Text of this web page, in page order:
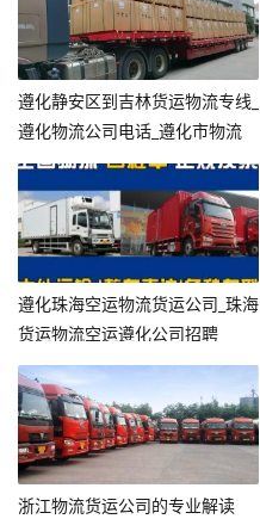
遵化静安区到吉林货运物流专线_
遵化物流公司电话_遵化市物流
遵化珠海空运物流货运公司_珠海
货运物流空运遵化公司招聘
浙江物流货运公司的专业解读